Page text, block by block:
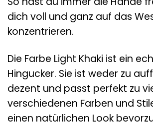
dich voll und ganz auf das
konzentrieren.
Die Farbe Light Khaki ist ein
Hingucker. Sie ist weder zu
dezent und passt perfekt zu
verschiedenen Farben und
einen natürlichen Look